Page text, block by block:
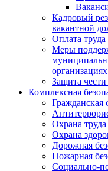
Кадровый
вакантной
Оплата труда
Меры
организациях
Защита чести
Комплексная
Гражданская
Охрана труда
Охрана
Дорожная
Пожарная
Социально-